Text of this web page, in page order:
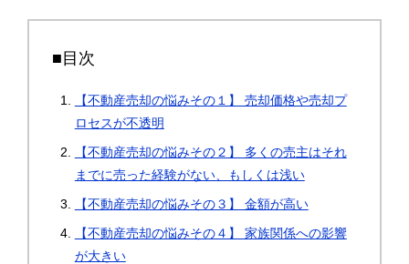
■目次
【不動産売却の悩みその１】 売却価格や売却プ
ロセスが不透明
【不動産売却の悩みその２】 多くの売主はそれ
までに売った経験がない、もしくは浅い
【不動産売却の悩みその３】 金額が高い
【不動産売却の悩みその４】 家族関係への影響
が大きい